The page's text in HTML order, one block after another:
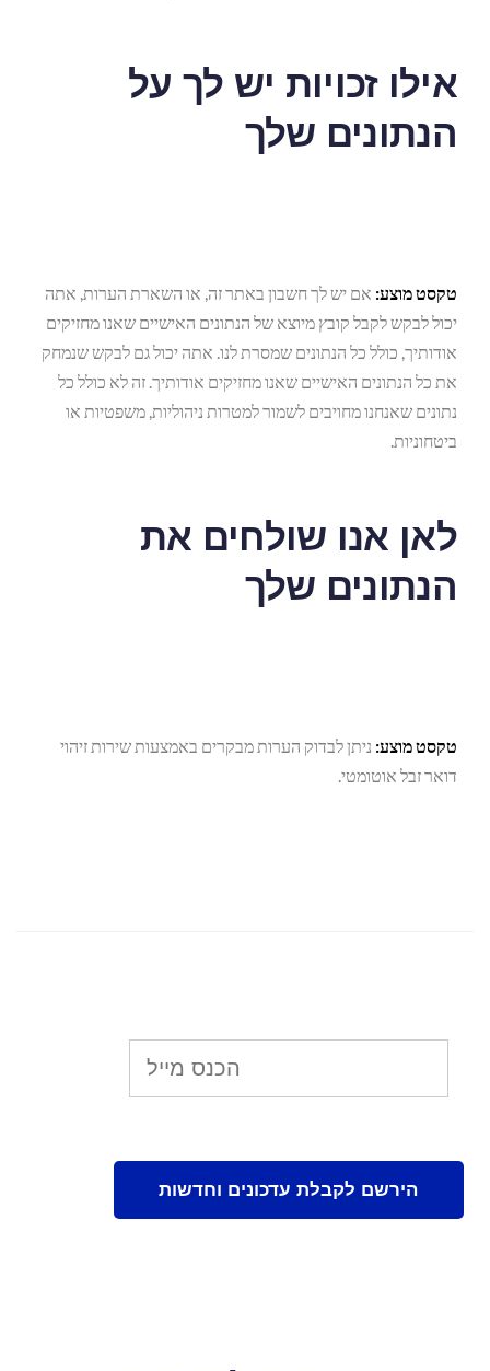
אילו זכויות יש לך על
הנתונים שלך
טקסט מוצע: אם יש לך חשבון באתר זה, או השארת הערות, אתה
יכול לבקש לקבל קובץ מיוצא של הנתונים האישיים שאנו מחזיקים
אודותיך, כולל כל הנתונים שמסרת לנו. אתה יכול גם לבקש שנמחק
את כל הנתונים האישיים שאנו מחזיקים אודותיך. זה לא כולל כל
נתונים שאנחנו מחויבים לשמור למטרות ניהוליות, משפטיות או
ביטחוניות.
לאן אנו שולחים את
הנתונים שלך
טקסט מוצע: ניתן לבדוק הערות מבקרים באמצעות שירות זיהוי
דואר זבל אוטומטי.